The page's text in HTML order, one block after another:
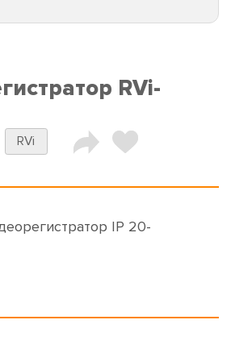
RVi-
RVi
IP 20-